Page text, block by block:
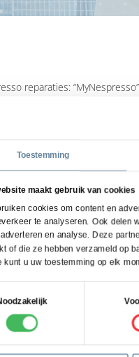
Toestemming
maakt gebruik van cookies
cookies om content en
te analyseren. Ook delen
en analyse. Deze
of die ze hebben verzameld op
kunt u uw toestemming op elk
reparaties:
in nauwe samenwerking
in staat om eventuele
snel op te lossen middels het
via het portaal direct een
Volledig in de Nespresso
de échte
gegeven voor de volgende
door het toevoegen van
van het reparatieproces
worden Nespresso
vertrouwde huisstijl van
graag persoonlijk bedanken
van Riemsdijk
Broer(Dynalinq),
(Dynalinq),Martijn